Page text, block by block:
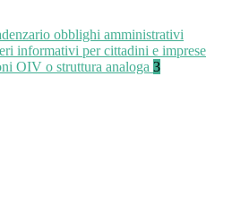
obblighi amministrativi
informativi per cittadini e imprese
OIV o struttura analoga 3